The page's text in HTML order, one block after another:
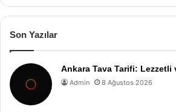
Son Yazılar
Ankara Tava Tarifi: Lezzetli
Admin 8 Ağustos 2026